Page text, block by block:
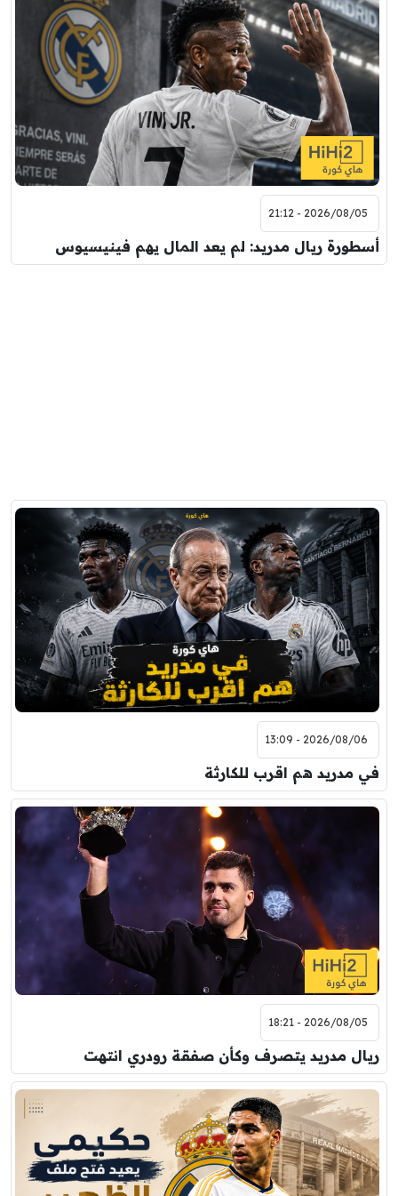
2026/08/05 - 21:12
أسطورة ريال مدريد: لم يعد المال يهم فينيسيوس
2026/08/06 - 13:09
في مدريد هم اقرب للكارثة
2026/08/05 - 18:21
ريال مدريد يتصرف وكأن صفقة رودري انتهت